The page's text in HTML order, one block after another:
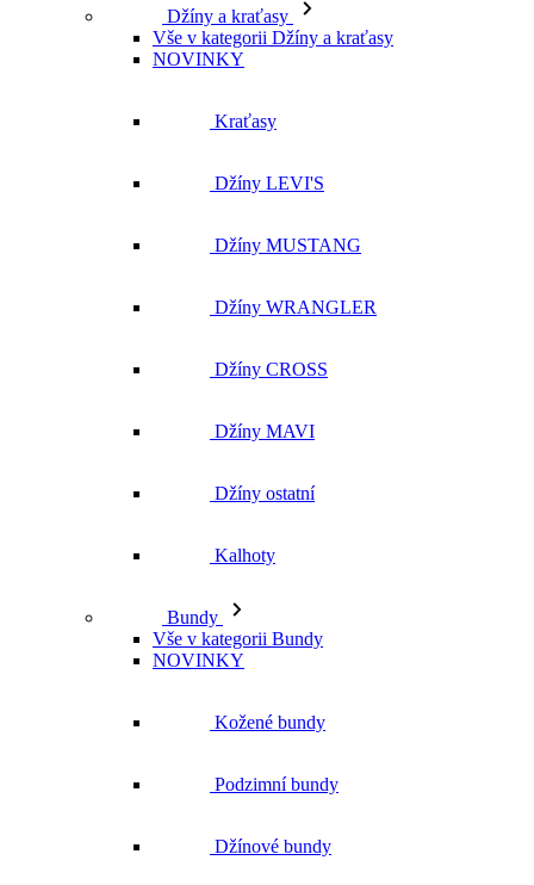
Džíny a kraťasy
Vše v kategorii Džíny a kraťasy
NOVINKY
Kraťasy
Džíny LEVI'S
Džíny MUSTANG
Džíny WRANGLER
Džíny CROSS
Džíny MAVI
Džíny ostatní
Kalhoty
Bundy
Vše v kategorii Bundy
NOVINKY
Kožené bundy
Podzimní bundy
Džínové bundy